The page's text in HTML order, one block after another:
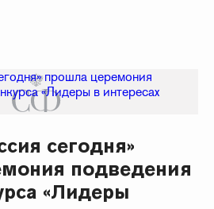
сегодня»
подведения
«Лидеры